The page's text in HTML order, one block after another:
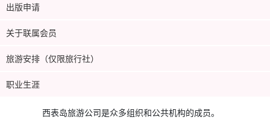
出版申请
关于联属会员
旅游安排（仅限旅行社）
职业生涯
西表岛旅游公司是众多组织和公共机构的成员。